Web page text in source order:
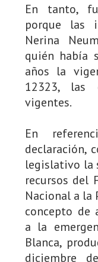
En tanto,
porque las
Nerina
quién había
años la
12323, las
vigentes.
En
declaración,
legislativo la
recursos del
Nacional a la
concepto de
a la
Blanca,
diciembre